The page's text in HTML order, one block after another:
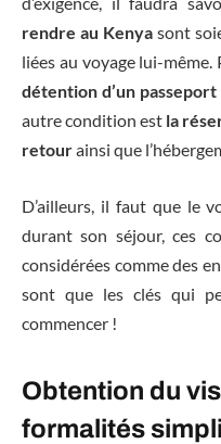
rendre au Kenyasont
liées au voyage lui-même.
détention d’un passeport
autre condition est la
retourainsi que
D’ailleurs, il faut que le
durant son séjour, ces
considérées comme des
sont que les clés qui
commencer !
Obtention du
formalités